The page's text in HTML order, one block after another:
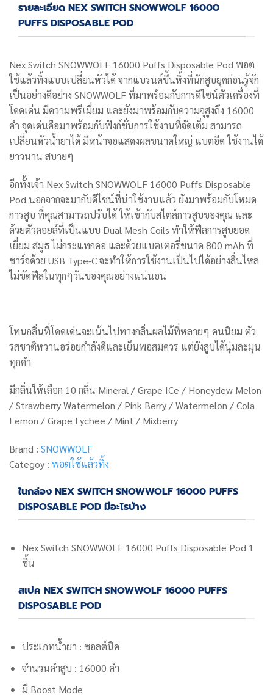
รายละเอียด NEX SWITCH SNOWWOLF 16000
PUFFS DISPOSABLE POD
Nex Switch SNOWWOLF 16000 Puffs Disposable Pod พอต
ใช้แล้วทิ้งแบบเปลี่ยนหัวได้ จากแบรนด์ขึ้นหิ้งที่นักสูบยุคก่อนรู้จัก
เป็นอย่างดีอย่าง SNOWWOLF ที่มาพร้อมกับการดีไซน์ตัวเครื่องที่
โดดเด่น มีความพรีเมี่ยม และยังมาพร้อมกับความจุสูงถึง 16000
คำ จุดเด่นคือมาพร้อมกับฟังก์ชั่นการใช้งานที่จัดเต็ม สามารถ
เปลี่ยนหัวน้ำยาได้ มีหน้าจอแสดงผลขนาดใหญ่ แบตอึด ใช้งานได้
ยาวนาน สบายๆ
อีกทั้งเจ้า Nex Switch SNOWWOLF 16000 Puffs Disposable
Pod นอกจากจะมากับดีไซน์ที่น่าใช้งานแล้ว ยังมาพร้อมกับโหมด
การสูบ ที่คุณสามารถปรับได้ ให้เข้ากับสไตล์การสูบของคุณ และ
ด้วยตัวคอยล์ที่เป็นแบบ Dual Mesh Coils ทำให้ฟีลการสูบยอด
เยี่ยม สมูธ ไม่กระแทกคอ และด้วยแบตเตอรี่ขนาด 800 mAh ที่
ชาร์จด้วย USB Type-C จะทำให้การใช้งานเป็นไปได้อย่างลื่นไหล
ไม่ขัดฟีลในทุกๆวันของคุณอย่างแน่นอน
โทนกลิ่นที่โดดเด่นจะเน้นไปทางกลิ่นผลไม้ที่หลายๆ คนนิยม ตัว
รสชาติหวานอร่อยกำลังดีและเย็นพอสมควร แต่ยังสูบได้นุ่มละมุน
ทุกคำ
มีกลิ่นให้เลือก 10 กลิ่น Mineral / Grape ICe / Honeydew Melon
/ Strawberry Watermelon / Pink Berry / Watermelon / Cola
Lemon / Grape Lychee / Mint / Mixberry
Brand : SNOWWOLF
Categoy : พอตใช้แล้วทิ้ง
ในกล่อง NEX SWITCH SNOWWOLF 16000 PUFFS
DISPOSABLE POD มีอะไรบ้าง
Nex Switch SNOWWOLF 16000 Puffs Disposable Pod 1
ชิ้น
สเปค NEX SWITCH SNOWWOLF 16000 PUFFS
DISPOSABLE POD
ประเภทน้ำยา : ซอลต์นิค
จำนวนคำสูบ : 16000 คำ
มี Boost Mode